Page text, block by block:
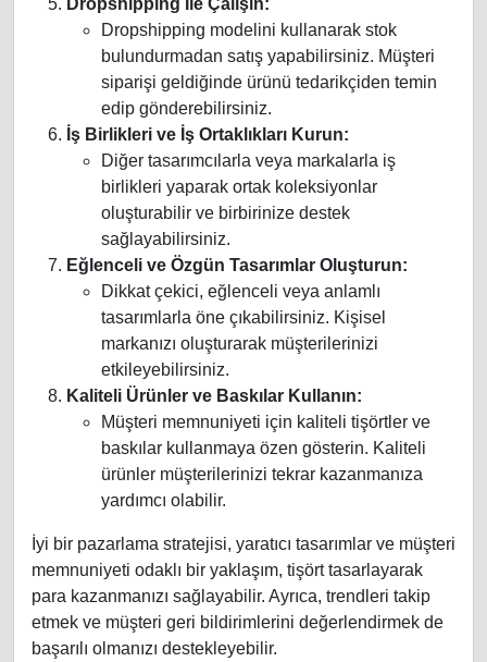
Dropshipping İle Çalışın:
Dropshipping modelini kullanarak stok
bulundurmadan satış yapabilirsiniz. Müşteri
siparişi geldiğinde ürünü tedarikçiden temin
edip gönderebilirsiniz.
İş Birlikleri ve İş Ortaklıkları Kurun:
Diğer tasarımcılarla veya markalarla iş
birlikleri yaparak ortak koleksiyonlar
oluşturabilir ve birbirinize destek
sağlayabilirsiniz.
Eğlenceli ve Özgün Tasarımlar Oluşturun:
Dikkat çekici, eğlenceli veya anlamlı
tasarımlarla öne çıkabilirsiniz. Kişisel
markanızı oluşturarak müşterilerinizi
etkileyebilirsiniz.
Kaliteli Ürünler ve Baskılar Kullanın:
Müşteri memnuniyeti için kaliteli tişörtler ve
baskılar kullanmaya özen gösterin. Kaliteli
ürünler müşterilerinizi tekrar kazanmanıza
yardımcı olabilir.
İyi bir pazarlama stratejisi, yaratıcı tasarımlar ve müşteri
memnuniyeti odaklı bir yaklaşım, tişört tasarlayarak
para kazanmanızı sağlayabilir. Ayrıca, trendleri takip
etmek ve müşteri geri bildirimlerini değerlendirmek de
başarılı olmanızı destekleyebilir.